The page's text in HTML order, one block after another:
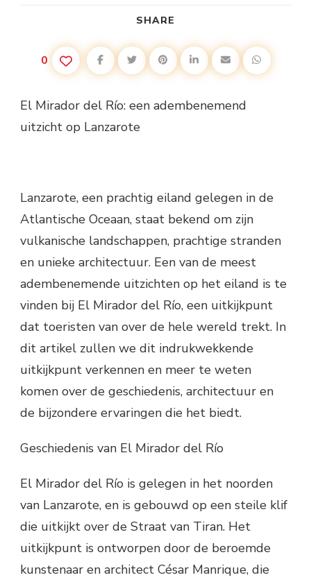
SHARE
0
El Mirador del Río: een adembenemend
uitzicht op Lanzarote
Lanzarote, een prachtig eiland gelegen in de
Atlantische Oceaan, staat bekend om zijn
vulkanische landschappen, prachtige stranden
en unieke architectuur. Een van de meest
adembenemende uitzichten op het eiland is te
vinden bij El Mirador del Río, een uitkijkpunt
dat toeristen van over de hele wereld trekt. In
dit artikel zullen we dit indrukwekkende
uitkijkpunt verkennen en meer te weten
komen over de geschiedenis, architectuur en
de bijzondere ervaringen die het biedt.
Geschiedenis van El Mirador del Río
El Mirador del Río is gelegen in het noorden
van Lanzarote, en is gebouwd op een steile klif
die uitkijkt over de Straat van Tiran. Het
uitkijkpunt is ontworpen door de beroemde
kunstenaar en architect César Manrique, die